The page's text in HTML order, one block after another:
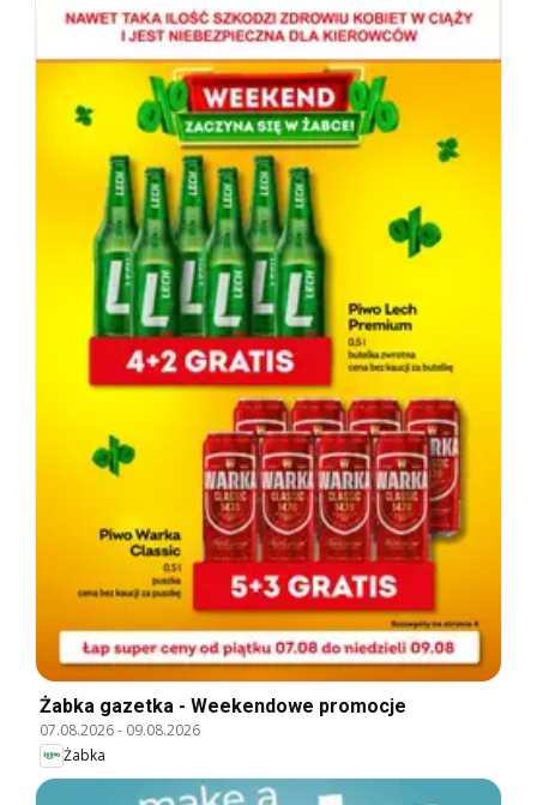
Żabka gazetka - Weekendowe promocje
07.08.2026- 09.08.2026
Żabka